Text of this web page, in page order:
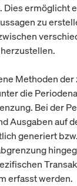
Dies ermöglicht
zu
Methoden
die
Bei der
Ausgaben auf
generiert
erfasst werden.